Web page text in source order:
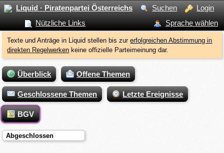
Liquid · Piratenpartei Österreichs Suchen
Login
Nützliche Links
Sprache wählen
Texte und Anträge in Liquid stellen bis zurerfolgreichen Abstimmung in
direkten Regelwerken keine offizielle Parteimeinung dar.
Überblick Offene Themen
Geschlossene Themen Letzte Ereignisse
BGV
Abgeschlossen